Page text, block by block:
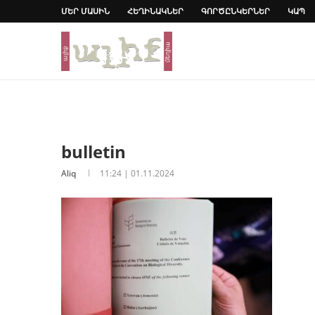
ՄԵՐ ՄԱՍԻՆ ՀԵՂԻՆԱԿՆԵՐ ԳՈՐԾԸՆԿԵՐՆԵՐ ԿԱՊ
bulletin
Aliq 11:24 | 01.11.2024